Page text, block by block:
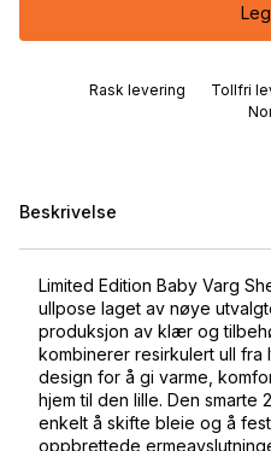
Rask levering
Tollfri
Beskrivelse
Limited Edition Baby Varg
ullpose laget av nøye
produksjon av klær og
kombinerer resirkulert ull fra
design for å gi varme,
hjem til den lille. Den
enkelt å skifte bleie og å
oppbrettede